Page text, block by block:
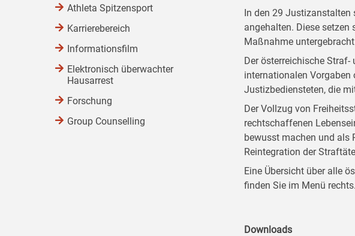
In den 29 Justizanstalten
angehalten. Diese
Maßnahme
Der österreichische
internationalen Vorgaben
Justizbediensteten, die
Der Vollzug von
rechtschaffenen
bewusst machen und als
Reintegration der
Eine Übersicht über alle
finden Sie im Menü rechts.
Downloads
Athleta Spitzensport
Karrierebereich
Informationsfilm
Elektronisch überwachter
Hausarrest
Forschung
Group Counselling